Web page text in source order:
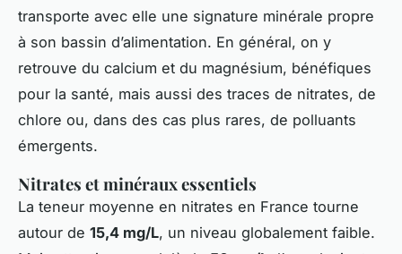
transporte avec elle une signature minérale propre
à son bassin d’alimentation. En général, on y
retrouve du calcium et du magnésium, bénéfiques
pour la santé, mais aussi des traces de nitrates, de
chlore ou, dans des cas plus rares, de polluants
émergents.
Nitrates et minéraux essentiels
La teneur moyenne en nitrates en France tourne
autour de 15,4 mg/L, un niveau globalement faible.